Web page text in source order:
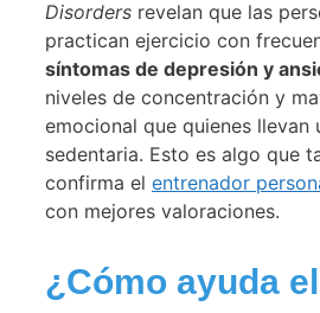
Disorders revelan que las
practican ejercicio con
síntomas de depresión y
niveles de concentración y
emocional que quienes llevan
sedentaria. Esto es algo que
confirma el entrenador
con mejores valoraciones.
¿Cómo ayuda